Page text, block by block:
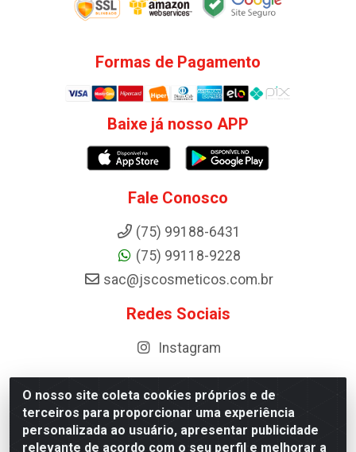
O nosso site coleta cookies próprios e de
terceiros para proporcionar uma experiência
personalizada ao usuário, apresentar publicidade
relevante de acordo com o seu perfil e melhorar a
Formas de Pagamento
Baixe já nosso APP
Fale Conosco
(75) 99188-6431
(75) 99118-9228
sac@jscosmeticos.com.br
Redes Sociais
Instagram
Distribuidora de Cosméticos Antoneto LTDA - BA-052,
km 87 - Industrial, Ipirá - BA, 44600-000 - CNPJ
10.984.107/0001-75